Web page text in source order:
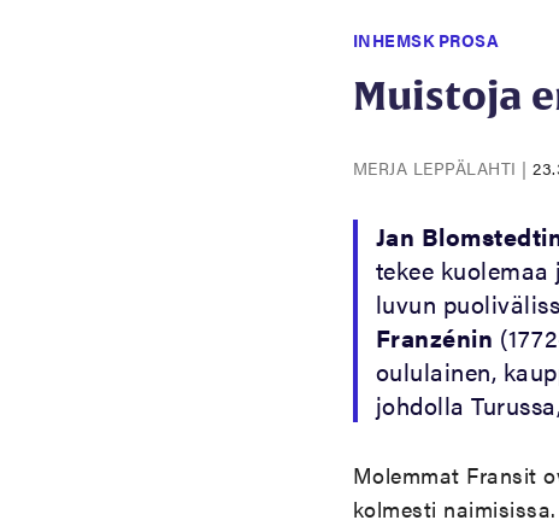
INHEMSK PROSA
Muistoja
MERJA LEPPÄLAHTI |
Jan
tekee kuolemaa
luvun
Franzénin
oululainen,
johdolla
Molemmat Fransit
kolmesti